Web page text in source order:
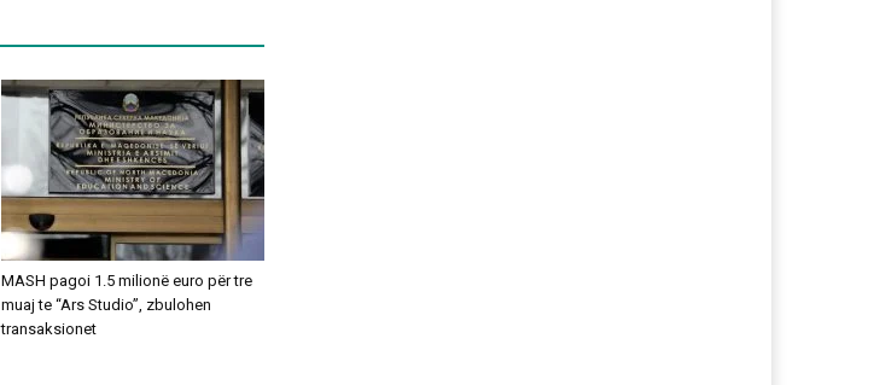
MASH pagoi 1.5 milionë euro për tre
muaj te “Ars Studio”, zbulohen
transaksionet